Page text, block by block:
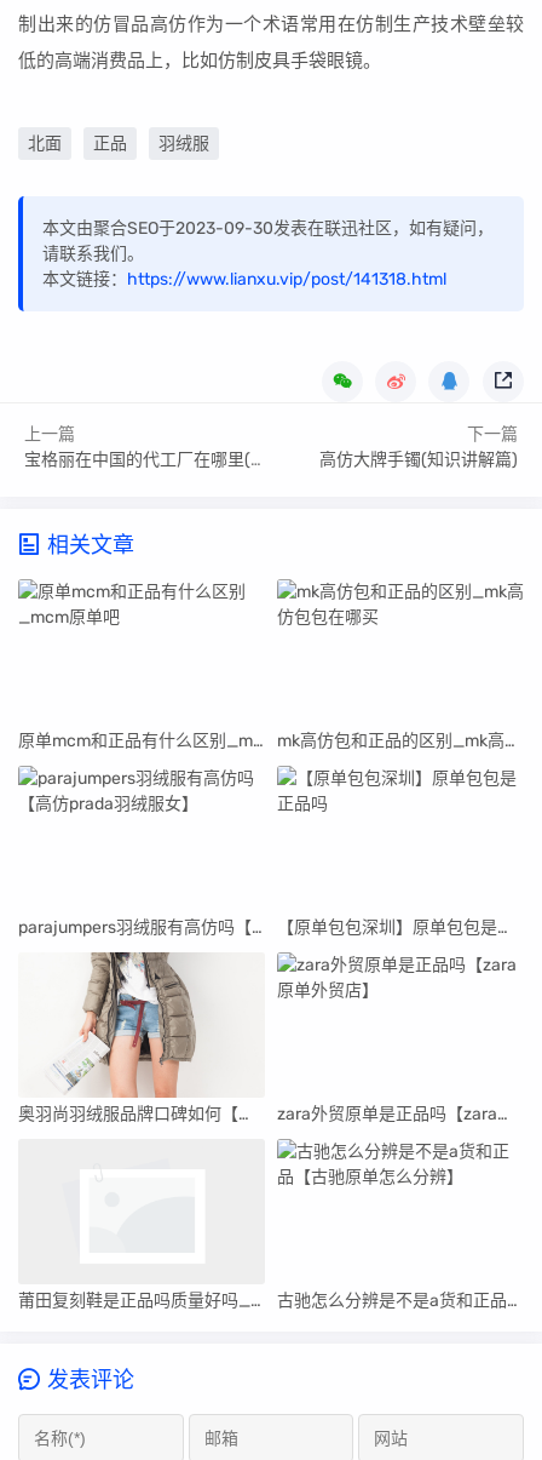
制出来的仿冒品高仿作为一个术语常用在仿制生产技术壁垒较
低的高端消费品上，比如仿制皮具手袋眼镜。
北面 正品 羽绒服
本文由聚合SEO于2023-09-30发表在联迅社区，如有疑问，
请联系我们。
本文链接： https://www.lianxu.vip/post/141318.html
上一篇
宝格丽在中国的代工厂在哪里(宝格丽代工原单)
下一篇
高仿大牌手镯(知识讲解篇)
相关文章
原单mcm和正品有什么区别_mcm原单吧 mk高仿包和正品的区别_mk高仿包包在哪买
parajumpers羽绒服有高仿吗【高仿prada羽绒服女】 【原单包包深圳】原单包包是正品吗
奥羽尚羽绒服品牌口碑如何【奥羽尚羽绒服品牌口碑】 zara外贸原单是正品吗【zara原单外贸店】
莆田复刻鞋是正品吗质量好吗_莆田安福电商城2815号档口 古驰怎么分辨是不是a货和正品【古驰原单怎么分辨】
发表评论